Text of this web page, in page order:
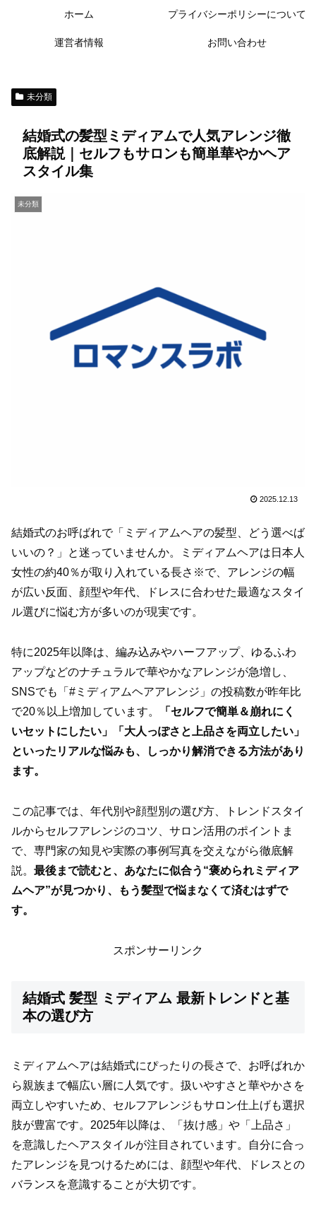
ホーム プライバシーポリシーについて
運営者情報 お問い合わせ
未分類
結婚式の髪型ミディアムで人気アレンジ徹
底解説｜セルフもサロンも簡単華やかヘア
スタイル集
未分類
2025.12.13
結婚式のお呼ばれで「ミディアムヘアの髪型、どう選べば
いいの？」と迷っていませんか。ミディアムヘアは日本人
女性の約40％が取り入れている長さ※で、アレンジの幅
が広い反面、顔型や年代、ドレスに合わせた最適なスタイ
ル選びに悩む方が多いのが現実です。
特に2025年以降は、編み込みやハーフアップ、ゆるふわ
アップなどのナチュラルで華やかなアレンジが急増し、
SNSでも「#ミディアムヘアアレンジ」の投稿数が昨年比
で20％以上増加しています。
「セルフで簡単＆崩れにく
いセットにしたい」「大人っぽさと上品さを両立したい」
といったリアルな悩みも、しっかり解消できる方法があり
ます。
この記事では、年代別や顔型別の選び方、トレンドスタイ
ルからセルフアレンジのコツ、サロン活用のポイントま
で、専門家の知見や実際の事例写真を交えながら徹底解
説。 最後まで読むと、あなたに似合う“褒められミディア
ムヘア”が見つかり、もう髪型で悩まなくて済むはずで
す。
スポンサーリンク
結婚式 髪型 ミディアム 最新トレンドと基
本の選び方
ミディアムヘアは結婚式にぴったりの長さで、お呼ばれか
ら親族まで幅広い層に人気です。扱いやすさと華やかさを
両立しやすいため、セルフアレンジもサロン仕上げも選択
肢が豊富です。2025年以降は、「抜け感」や「上品さ」
を意識したヘアスタイルが注目されています。自分に合っ
たアレンジを見つけるためには、顔型や年代、ドレスとの
バランスを意識することが大切です。